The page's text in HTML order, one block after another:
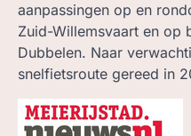
aanpassingen op en
Zuid-Willemsvaart en op
Dubbelen. Naar
snelfietsroute gereed in